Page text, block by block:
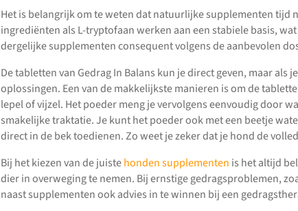
Het is belangrijk om te weten dat natuurlijke supplementen tijd
ingrediënten als L-tryptofaan werken aan een stabiele basis,
dergelijke supplementen consequent volgens de aanbevolen
De tabletten van Gedrag In Balans kun je direct geven, maar als
oplossingen. Een van de makkelijkste manieren is om de
lepel of vijzel. Het poeder meng je vervolgens eenvoudig door
smakelijke traktatie. Je kunt het poeder ook met een beetje
direct in de bek toedienen. Zo weet je zeker dat je hond de
Bij het kiezen van de juistehonden supplementen is het altijd
dier in overweging te nemen. Bij ernstige gedragsproblemen,
naast supplementen ook advies in te winnen bij een